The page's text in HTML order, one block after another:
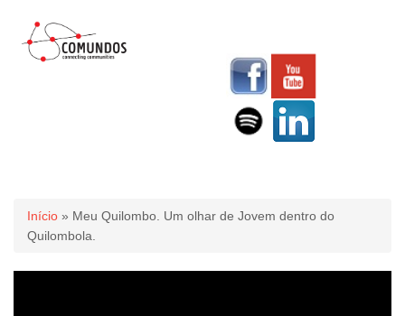
Você está aqui
Início » Meu Quilombo. Um olhar de Jovem dentro do
Quilombola.